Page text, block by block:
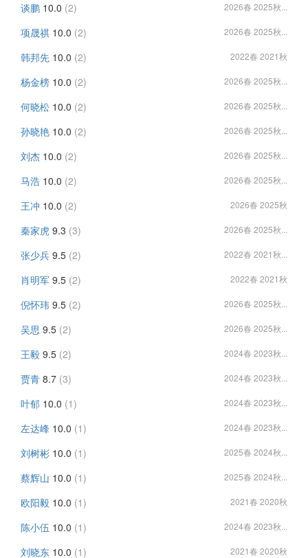
谈鹏 10.0 (2) 2026春 2025秋...
项晟祺 10.0 (2) 2026春 2025秋...
韩邦先 10.0 (2) 2022春 2021秋
杨金榜 10.0 (2) 2026春 2025秋...
何晓松 10.0 (2) 2026春 2025秋...
孙晓艳 10.0 (2) 2026春 2025秋...
刘杰 10.0 (2) 2026春 2025秋...
马浩 10.0 (2) 2026春 2025秋...
王冲 10.0 (2) 2026春 2025秋
秦家虎 9.3 (3) 2026春 2025秋...
张少兵 9.5 (2) 2022春 2021秋...
肖明军 9.5 (2) 2022春 2021秋
倪怀玮 9.5 (2) 2026春 2025秋...
吴思 9.5 (2) 2026春 2025秋...
王毅 9.5 (2) 2024春 2023秋...
贾青 8.7 (3) 2024春 2023秋...
叶郁 10.0 (1) 2024春 2023秋...
左达峰 10.0 (1) 2024春 2023秋...
刘树彬 10.0 (1) 2025春 2024秋...
蔡辉山 10.0 (1) 2025春 2024秋...
欧阳毅 10.0 (1) 2021春 2020秋
陈小伍 10.0 (1) 2024春 2023秋...
刘晓东 10.0 (1) 2021春 2020秋